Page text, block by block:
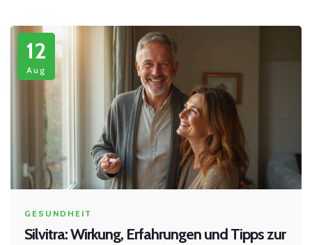
12
Aug
GESUNDHEIT
Silvitra: Wirkung, Erfahrungen und Tipps zur